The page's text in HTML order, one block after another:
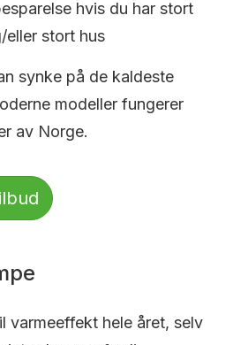
hvis du har stort
eller stort hus
synke på de kaldeste
modeller fungerer
av Norge.
varmeeffekt hele året, selv